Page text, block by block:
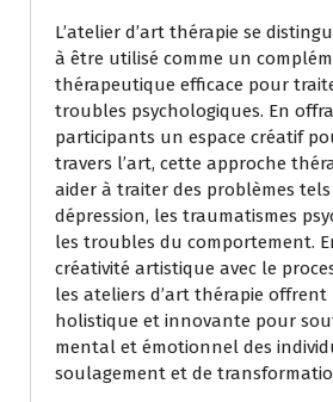
L’atelier d’art thérapie se
à être utilisé comme un
thérapeutique efficace pour
troubles psychologiques. En
participants un espace créatif
travers l’art, cette approche
aider à traiter des problèmes tels
dépression, les traumatismes
les troubles du comportement.
créativité artistique avec le
les ateliers d’art thérapie
holistique et innovante pour
mental et émotionnel des
soulagement et de